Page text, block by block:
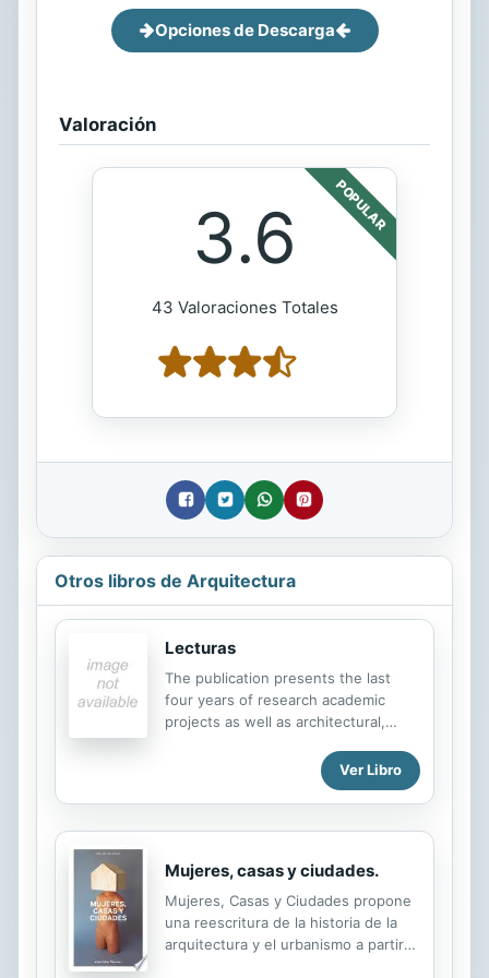
Opciones de Descarga
Valoración
POPULAR
3.6
43 Valoraciones Totales
Otros libros de Arquitectura
Lecturas
The publication presents the last
four years of research academic
projects as well as architectural,
industrial design projects developed
by students and teachers from the
Coordinación de Vinculación y
Proyectos Especiales of the Faculty
catalogue comprises detail
information of 21 projects.
Ver Libro
Mujeres, casas y ciudades.
Mujeres, Casas y Ciudades propone
una reescritura de la historia de la
arquitectura y el urbanismo a partir